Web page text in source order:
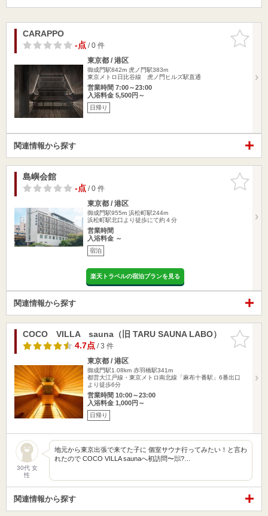
お気に入
りに追加
CARAPPO
-点/ 0 件
東京都 / 港区
御成門駅842m 虎ノ門駅383m
東京メトロ日比谷線 虎ノ門ヒルズ駅直通
営業時間 7:00～23:00
入浴料金 5,500円～
日帰り
関連情報から探す
お気に入
りに追加
島嶼会館
-点/ 0 件
東京都 / 港区
御成門駅955m 浜松町駅244m
浜松町駅北口より徒歩にて約４分
営業時間
入浴料金 ～
宿泊
楽天トラベルの宿泊プランを見る
関連情報から探す
お気に入
りに追加
COCO VILLA sauna（旧 TARU SAUNA LABO）
4.7点/ 3 件
東京都 / 港区
御成門駅1.08km 赤羽橋駅341m
都営大江戸線・東京メトロ南北線「麻布十番駅」6番出口
より徒歩6分
営業時間 10:00～23:00
入浴料金 1,000円～
日帰り
30代 女
性
地元から東京出張で来てた子に 個室サウナ行ってみたい！と言わ
れたので COCO VILLA saunaへ初訪問〜🧖?…
関連情報から探す